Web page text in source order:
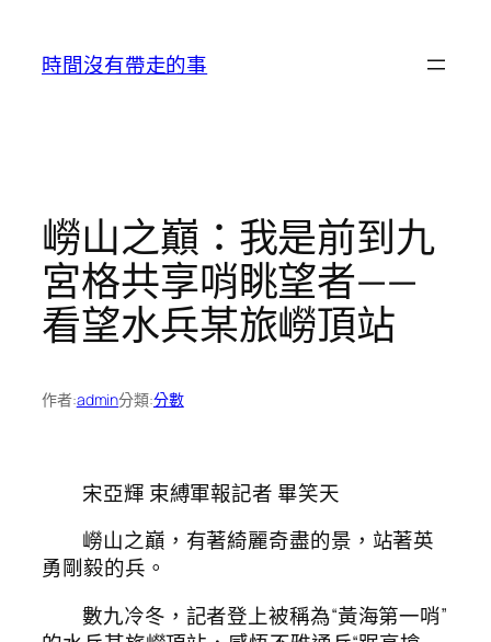
時間沒有帶走的事
嶗山之巔：我是前到九
宮格共享哨眺望者——
看望水兵某旅嶗頂站
作者:admin分類:分數
宋亞輝 束縛軍報記者 畢笑天
嶗山之巔，有著綺麗奇盡的景，站著英
勇剛毅的兵。
數九冷冬，記者登上被稱為“黃海第一哨”